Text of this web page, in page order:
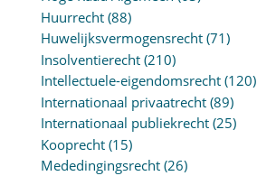
Huurrecht(88)
Huwelijksvermogensrecht(71)
Insolventierecht(210)
Intellectuele-eigendomsrecht(120)
Internationaal privaatrecht(89)
Internationaal publiekrecht(25)
Kooprecht(15)
Mededingingsrecht(26)